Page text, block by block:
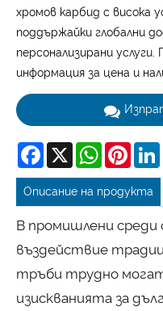
хромов карбид с висока
поддържайки глобални
персонализирани
информация за цена и
Facebook
X WhatsApp
Описание на продукта
В промишлени среди
въздействие
тръби трудно
изискванията за